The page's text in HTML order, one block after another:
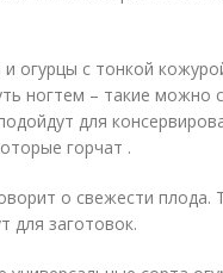
и огурцы с тонкой
ногтем – такие можно
для
горчат .
о свежести плода.
для заготовок.